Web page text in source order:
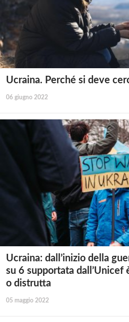
Ucraina. Perché si deve
06 giugno 2022
Ucraina: dall’inizio della
su 6 supportata dall’Unicef
o distrutta
05 maggio 2022